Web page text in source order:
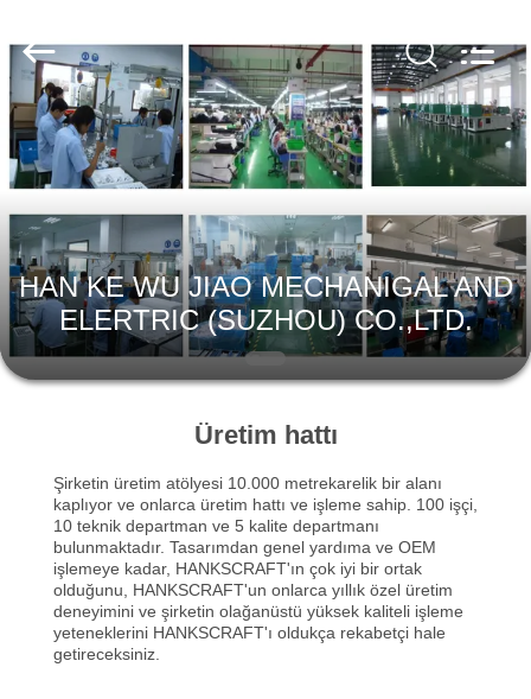
EV
ÜRÜN:%
S
HAKKIMIZDA
FABRIKA
KALITE
KONTROL
BIZE
ULAŞIN
2024
plastic-
moldingservices.com.
Rights
Reserved.
HAN KE WU JIAO MECHANIGAL AND
ELERTRIC (SUZHOU) CO.,LTD.
Üretim hattı
Şirketin üretim atölyesi 10.000 metrekarelik bir alanı
kaplıyor ve onlarca üretim hattı ve işleme sahip. 100 işçi,
10 teknik departman ve 5 kalite departmanı
bulunmaktadır. Tasarımdan genel yardıma ve OEM
işlemeye kadar, HANKSCRAFT'ın çok iyi bir ortak
olduğunu, HANKSCRAFT'un onlarca yıllık özel üretim
deneyimini ve şirketin olağanüstü yüksek kaliteli işleme
yeteneklerini HANKSCRAFT'ı oldukça rekabetçi hale
getireceksiniz.